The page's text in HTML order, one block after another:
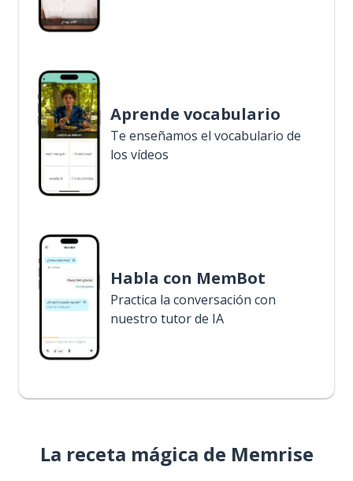
Aprende vocabulario
Te enseñamos el vocabulario de
los vídeos
Habla con MemBot
Practica la conversación con
nuestro tutor de IA
La receta mágica de Memrise